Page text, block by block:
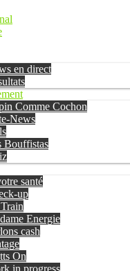
en direct
Comme Cochon
News
Bouffistas
santé
up
Energie
cash
On
in progress